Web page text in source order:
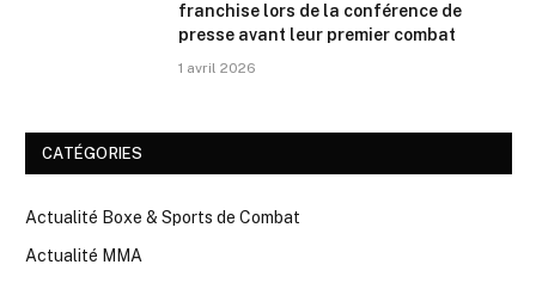
franchise lors de la conférence de
presse avant leur premier combat
1 avril 2026
CATÉGORIES
Actualité Boxe & Sports de Combat
Actualité MMA